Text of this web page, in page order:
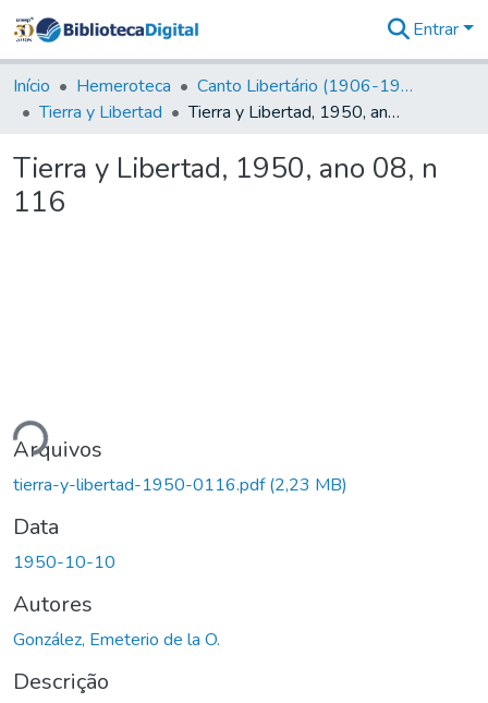
&
Coleções
Tudo na
Digital
Entrar
Início Hemeroteca
Canto Libertário (1906-1995)
Tierra y Libertad
Tierra y Libertad, 1950, ano 08, n 116
Tierra y Libertad, 1950, ano 08, n
116
Arquivos
tierra-y-libertad-1950-0116.pdf(2,23 MB)
Data
1950-10-10
Autores
González, Emeterio de la O.
Descrição